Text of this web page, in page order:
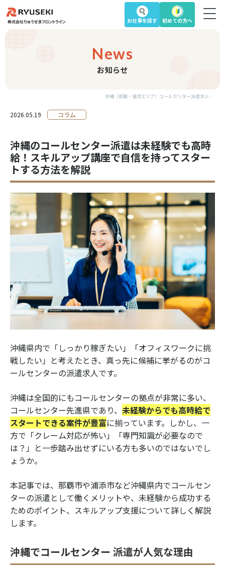
お仕事を探す 初めての方へ
沖縄（那覇・浦添エリア）コールセンター派遣求人｜スキルアップ講座で未経験でも高時給｜お知らせ
News
お知らせ
2026.05.19 コラム
沖縄のコールセンター派遣は未経験でも高時
給！スキルアップ講座で自信を持ってスター
トする方法を解説
沖縄県内で「しっかり稼ぎたい」「オフィスワークに挑
戦したい」と考えたとき、真っ先に候補に挙がるのがコ
ールセンターの派遣求人です。
沖縄は全国的にもコールセンターの拠点が非常に多い、
コールセンター先進県であり、 未経験からでも高時給で
スタートできる案件が豊富に揃っています。しかし、一
方で「クレーム対応が怖い」「専門知識が必要なので
は？」と一歩踏み出せずにいる方も多いのではないでし
ょうか。
本記事では、那覇市や浦添市など沖縄県内でコールセン
ターの派遣として働くメリットや、未経験から成功する
ためのポイント、スキルアップ支援について詳しく解説
します。
沖縄でコールセンター 派遣が人気な理由